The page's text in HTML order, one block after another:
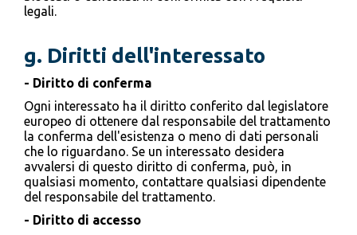
legali.
g. Diritti dell'interessato
- Diritto di conferma
Ogni interessato ha il diritto conferito dal legislatore
europeo di ottenere dal responsabile del trattamento
la conferma dell'esistenza o meno di dati personali
che lo riguardano. Se un interessato desidera
avvalersi di questo diritto di conferma, può, in
qualsiasi momento, contattare qualsiasi dipendente
del responsabile del trattamento.
- Diritto di accesso